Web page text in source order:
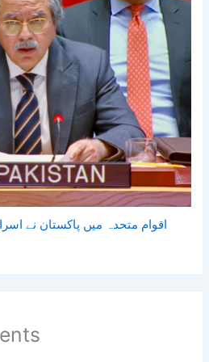
اقوام متحدہ میں پاکستان نے